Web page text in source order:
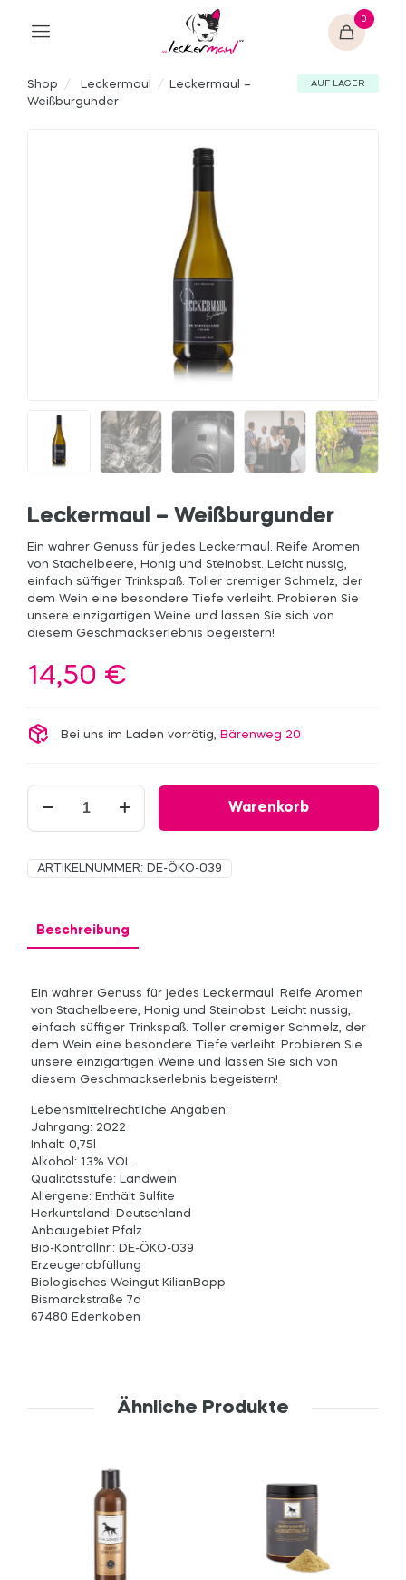
0
Beschreibung
Ein wahrer Genuss für jedes Leckermaul. Reife Aromen
von Stachelbeere, Honig und Steinobst. Leicht nussig,
einfach süffiger Trinkspaß. Toller cremiger Schmelz, der
dem Wein eine besondere Tiefe verleiht. Probieren Sie
unsere einzigartigen Weine und lassen Sie sich von
diesem Geschmackserlebnis begeistern!
Lebensmittelrechtliche Angaben:
Jahrgang: 2022
Inhalt: 0,75l
Alkohol: 13% VOL
Qualitätsstufe: Landwein
Allergene: Enthält Sulfite
Herkuntsland: Deutschland
Anbaugebiet Pfalz
Bio-Kontrollnr.: DE-ÖKO-039
Erzeugerabfüllung
Biologisches Weingut KilianBopp
Bismarckstraße 7a
67480 Edenkoben
Shop / Leckermaul /
Leckermaul –
Weißburgunder
AUF LAGER
Leckermaul – Weißburgunder
Ein wahrer Genuss für jedes Leckermaul. Reife Aromen
von Stachelbeere, Honig und Steinobst. Leicht nussig,
einfach süffiger Trinkspaß. Toller cremiger Schmelz, der
dem Wein eine besondere Tiefe verleiht. Probieren Sie
unsere einzigartigen Weine und lassen Sie sich von
diesem Geschmackserlebnis begeistern!
14,50 €
Bei uns im Laden vorrätig, Bärenweg 20
Leckermaul
Weißburgunder
Warenkorb
ARTIKELNUMMER: DE-ÖKO-039
Ähnliche Produkte